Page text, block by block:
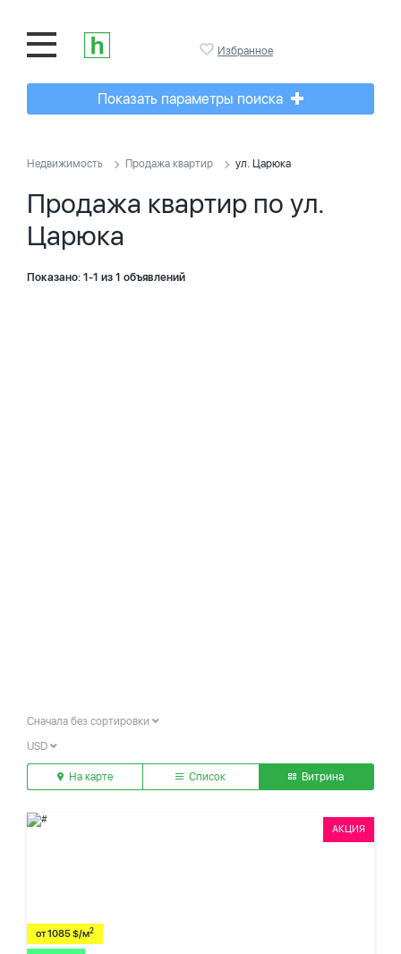
Избранное
Показать параметры поиска
Недвижимость Продажа квартир ул. Царюка
Продажа квартир по ул.
Царюка
Показано: 1-1 из 1 объявлений
Сначала без сортировки
USD
На карте Список Витрина
АКЦИЯ
от 1085 $/м2